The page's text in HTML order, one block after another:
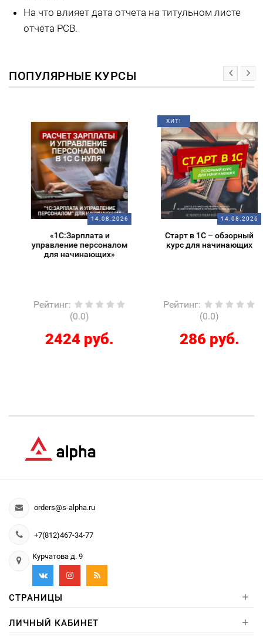
На что влияет дата отчета на титульном листе
отчета РСВ.
ПОПУЛЯРНЫЕ КУРСЫ
14.08.2026
«1С:Зарплата и
управление персоналом
для начинающих»
Рейтинг:
(0.0)
2424 руб.
ХИТ!
14.08.2026
Старт в 1С – обзорный
курс для начинающих
Рейтинг:
(0.0)
286 руб.
orders@s-alpha.ru
+7(812)467-34-77
Курчатова д. 9
СТРАНИЦЫ +
ЛИЧНЫЙ КАБИНЕТ +